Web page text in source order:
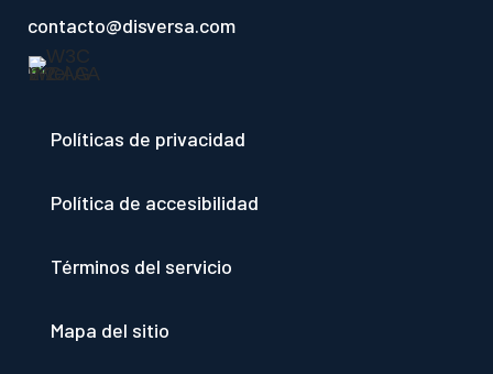
contacto@disversa.com
Políticas de privacidad
Política de accesibilidad
Términos del servicio
Mapa del sitio